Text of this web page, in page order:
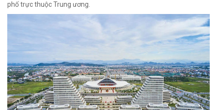
phố trực thuộc Trung ương.